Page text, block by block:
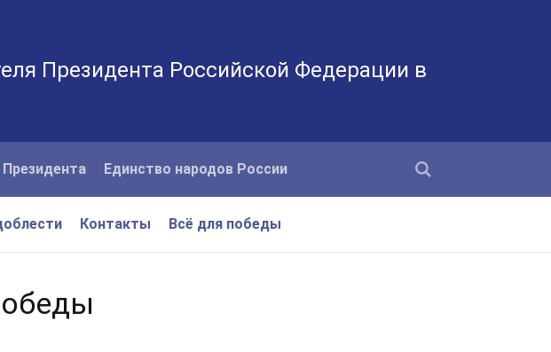
Президента Российской Федерации в
Единство народов России
Контакты Всё для победы